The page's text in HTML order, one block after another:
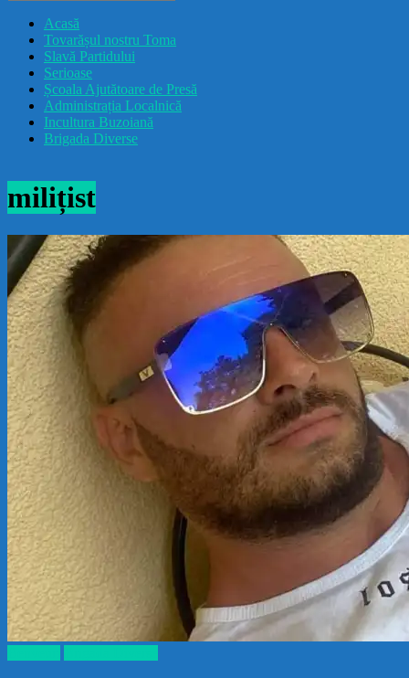
Acasă
Tovarășul nostru Toma
Slavă Partidului
Serioase
Școala Ajutătoare de Presă
Administrația Localnică
Incultura Buzoiană
Brigada Diverse
milițist